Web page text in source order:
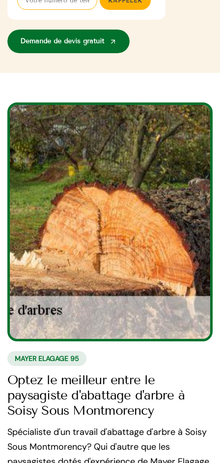
Demande de devis gratuit
MAYER ELAGAGE 95
Optez le meilleur entre le
paysagiste d'abattage d'arbre à
Soisy Sous Montmorency
Spécialiste d'un travail d'abattage d'arbre à Soisy
Sous Montmorency? Qui d'autre que les